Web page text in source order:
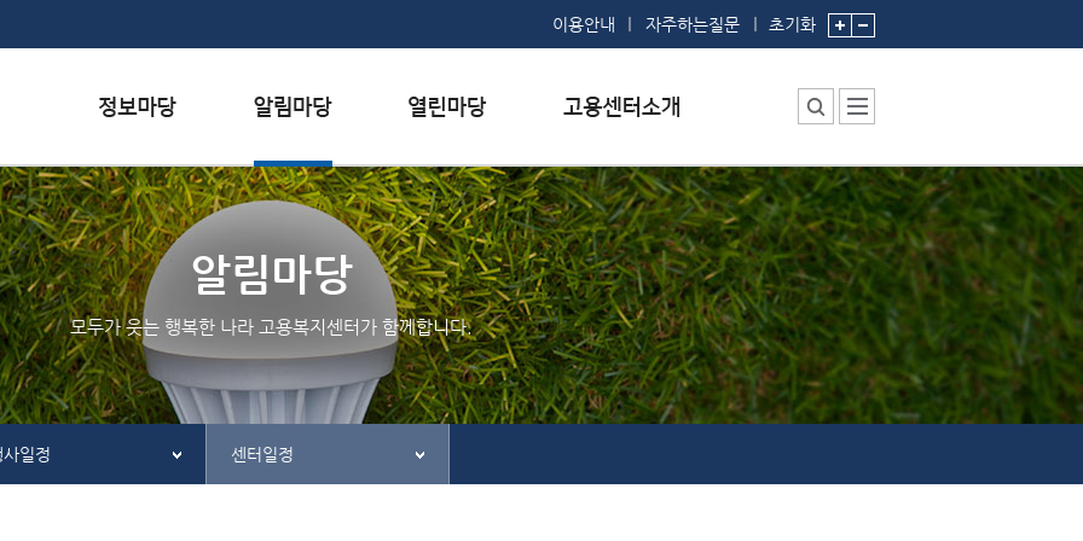
이용안내 자주하는질문 초기화
서식자료실
채용정보
인재정보
관련사이트
행사일정
공지사항
자주하는 질문
질문하기
칭찬하기
불친절 신고하기
센터소장 인사말
센터에서 하는 일
부서 및 직원소개
시설안내
찾아오시는 길
알림마당
모두가 웃는 행복한 나라 고용복지센터가 함께합니다.
사일정 센터일정